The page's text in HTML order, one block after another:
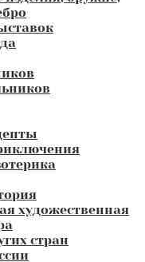
художественная
стран